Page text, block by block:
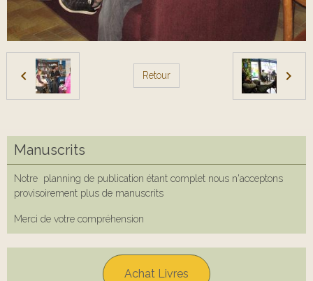
Retour
Manuscrits
Notre planning de publication étant complet nous n'acceptons
provisoirement plus de manuscrits
Merci de votre compréhension
Achat Livres